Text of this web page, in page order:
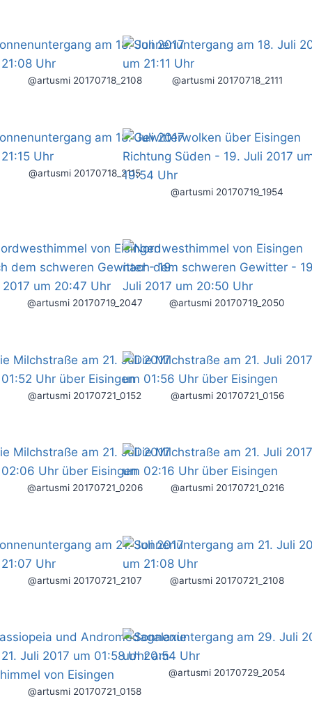
@artusmi 20170718_2108 @artusmi 20170718_2111
@artusmi 20170718_2115
@artusmi 20170719_1954
@artusmi 20170719_2047 @artusmi 20170719_2050
@artusmi 20170721_0152 @artusmi 20170721_0156
@artusmi 20170721_0206 @artusmi 20170721_0216
@artusmi 20170721_2107 @artusmi 20170721_2108
@artusmi 20170721_0158
@artusmi 20170729_2054